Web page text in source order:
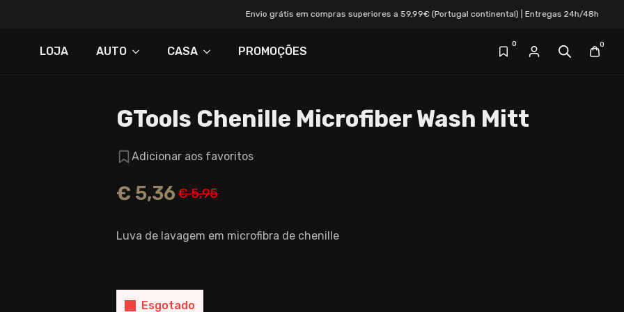
Envio grátis em compras superiores a 59,99€ (Portugal continental) | Entregas 24h/48h
LOJA AUTO CASA PROMOÇÕES
0 0
GTools Chenille Microfiber Wash Mitt
Adicionar aos favoritos
€5,95
O
preço
original
€ 5,95.
€ 5,36
O
preço
€ 5,36.
Luva de lavagem em microfibra de chenille
Esgotado